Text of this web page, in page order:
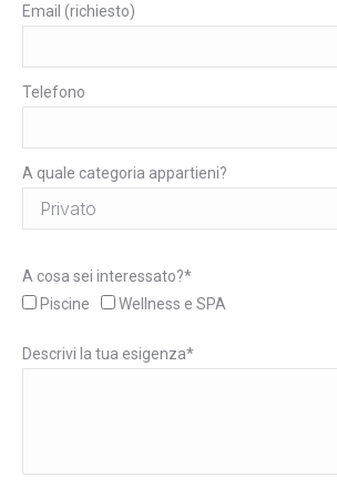
Email (richiesto)
Telefono
A quale categoria appartieni?
A cosa sei interessato?*
Piscine
Wellness e SPA
Descrivi la tua esigenza*